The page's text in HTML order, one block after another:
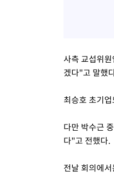
사측 교섭위
겠다"고 말했
최승호 초기
다만 박수근
다"고 전했다.
전날 회의에